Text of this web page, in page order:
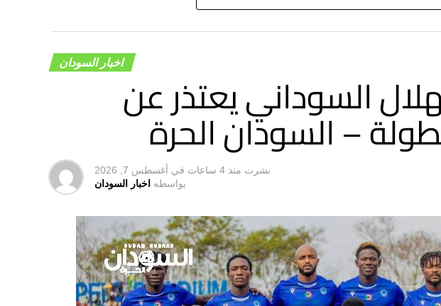
اخبار السودان
السوداني يعتذر عن
– السودان الحرة
نشرت منذ 4 ساعات في أغسطس 7, 2026
بواسطه اخبار السودان